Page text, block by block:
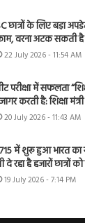
छात्रों के लिए बड़ा
वरना अटक सकती
22 July 2026 - 11:54 AM
परीक्षा में सफलता
करती है: शिक्षा
20 July 2026 - 11:43 AM
में शुरू हुआ भारत
दे रहा है हजारों छात्रों को
19 July 2026 - 7:14 PM